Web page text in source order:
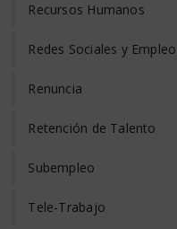
Recursos Humanos
Redes Sociales y Empleo
Renuncia
Retención de Talento
Subempleo
Tele-Trabajo